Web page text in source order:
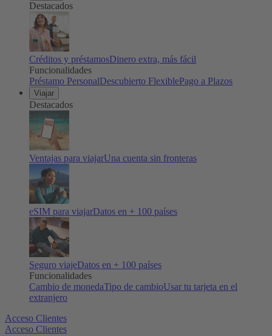
Destacados
Créditos y préstamosDinero extra, más fácil
Funcionalidades
Préstamo PersonalDescubierto FlexiblePago a Plazos
Viajar
Destacados
Ventajas para viajarUna cuenta sin fronteras
eSIM para viajarDatos en + 100 países
Seguro viajeDatos en + 100 países
Funcionalidades
Cambio de monedaTipo de cambioUsar tu tarjeta en el
extranjero
Acceso Clientes
Acceso Clientes